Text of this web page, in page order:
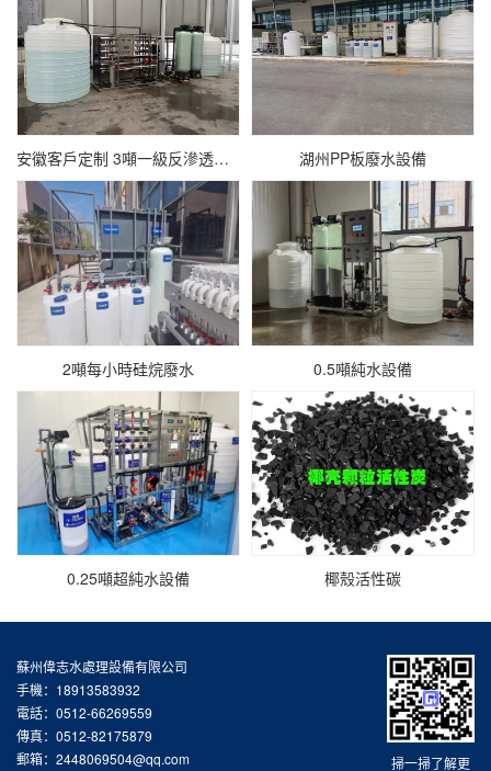
安徽客戶定制 3噸一級反滲透設備 湖州PP板廢水設備
2噸每小時硅烷廢水 0.5噸純水設備
0.25噸超純水設備 椰殼活性碳
掃一掃了解更
蘇州偉志水處理設備有限公司
手機：18913583932
電話：0512-66269559
傳真：0512-82175879
郵箱：2448069504@qq.com